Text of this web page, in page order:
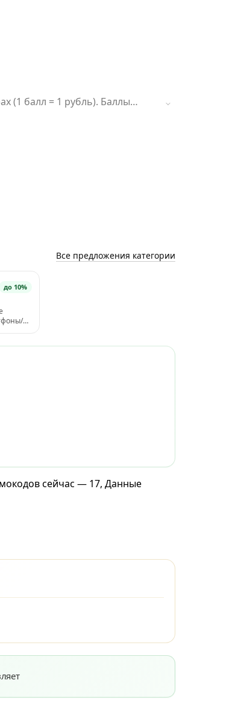
(1 балл = 1 рубль). Баллы
товара, но не менее 1
на сайте fitomarket.ru
Все предложения категории
до 10%
сейчас — 17, Данные